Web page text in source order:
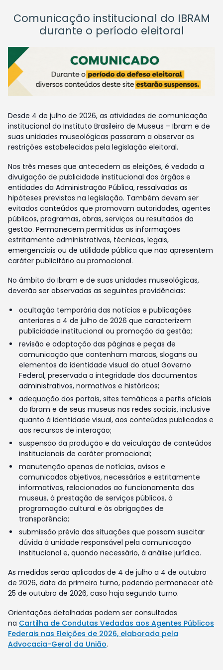
Comunicação institucional do IBRAM
durante o período eleitoral
Desde 4 de julho de 2026, as atividades de comunicação
institucional do Instituto Brasileiro de Museus – Ibram e de
suas unidades museológicas passaram a observar as
restrições estabelecidas pela legislação eleitoral.
Nos três meses que antecedem as eleições, é vedada a
divulgação de publicidade institucional dos órgãos e
entidades da Administração Pública, ressalvadas as
hipóteses previstas na legislação. Também devem ser
evitados conteúdos que promovam autoridades, agentes
públicos, programas, obras, serviços ou resultados da
gestão. Permanecem permitidas as informações
estritamente administrativas, técnicas, legais,
emergenciais ou de utilidade pública que não apresentem
caráter publicitário ou promocional.
No âmbito do Ibram e de suas unidades museológicas,
deverão ser observadas as seguintes providências:
ocultação temporária das notícias e publicações
anteriores a 4 de julho de 2026 que caracterizem
publicidade institucional ou promoção da gestão;
revisão e adaptação das páginas e peças de
comunicação que contenham marcas, slogans ou
elementos da identidade visual do atual Governo
Federal, preservada a integridade dos documentos
administrativos, normativos e históricos;
adequação dos portais, sites temáticos e perfis oficiais
do Ibram e de seus museus nas redes sociais, inclusive
quanto à identidade visual, aos conteúdos publicados e
aos recursos de interação;
suspensão da produção e da veiculação de conteúdos
institucionais de caráter promocional;
manutenção apenas de notícias, avisos e
comunicados objetivos, necessários e estritamente
informativos, relacionados ao funcionamento dos
museus, à prestação de serviços públicos, à
programação cultural e às obrigações de
transparência;
submissão prévia das situações que possam suscitar
dúvida à unidade responsável pela comunicação
institucional e, quando necessário, à análise jurídica.
As medidas serão aplicadas de 4 de julho a 4 de outubro
de 2026, data do primeiro turno, podendo permanecer até
25 de outubro de 2026, caso haja segundo turno.
Orientações detalhadas podem ser consultadas
na Cartilha de Condutas Vedadas aos Agentes Públicos
Federais nas Eleições de 2026, elaborada pela
Advocacia-Geral da União.